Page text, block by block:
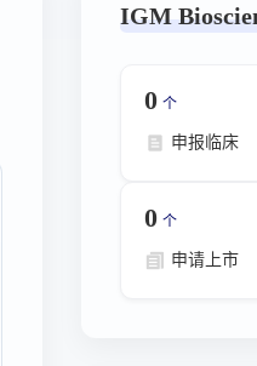
0 个
申报临床
0 个
申请上市